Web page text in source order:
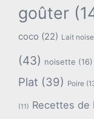
goûter
coco (22) Lait
(43) noisette (16)
Plat (39) Poire
(11) Recettes de